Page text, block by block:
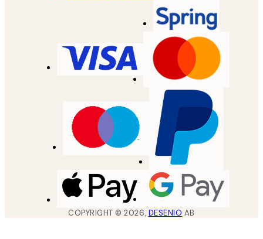
COPYRIGHT ©2026, DESENIO AB